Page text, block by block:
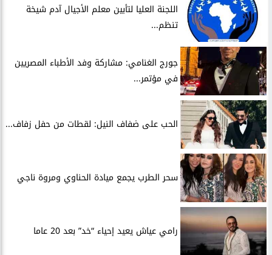
اللجنة العليا لتأبين معلم الأجيال آدم شيخة
تنظم...
جورج الغنامي: مشاركة وفد الأطباء المصريين
في مؤتمر...
الحب على ضفاف النيل: لقطات من حفل زفاف...
سحر الطرب يجمع ميادة الحناوي ومروة ناجي
رامي عياش يعيد إحياء “خد” بعد 20 عاما